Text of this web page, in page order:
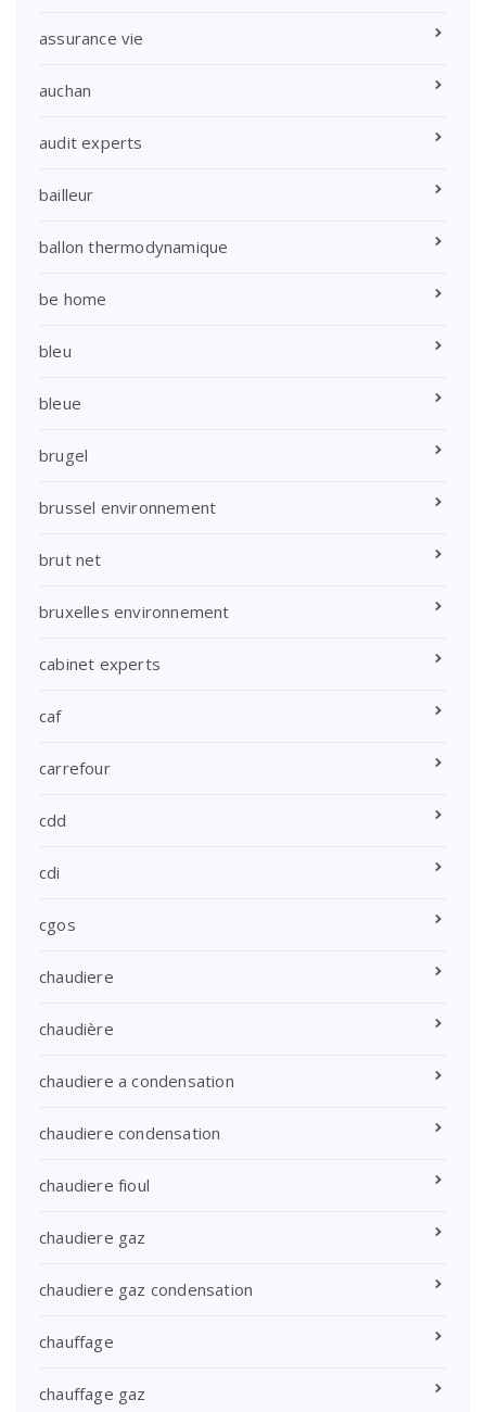
assurance vie
auchan
audit experts
bailleur
ballon thermodynamique
be home
bleu
bleue
brugel
brussel environnement
brut net
bruxelles environnement
cabinet experts
caf
carrefour
cdd
cdi
cgos
chaudiere
chaudière
chaudiere a condensation
chaudiere condensation
chaudiere fioul
chaudiere gaz
chaudiere gaz condensation
chauffage
chauffage gaz